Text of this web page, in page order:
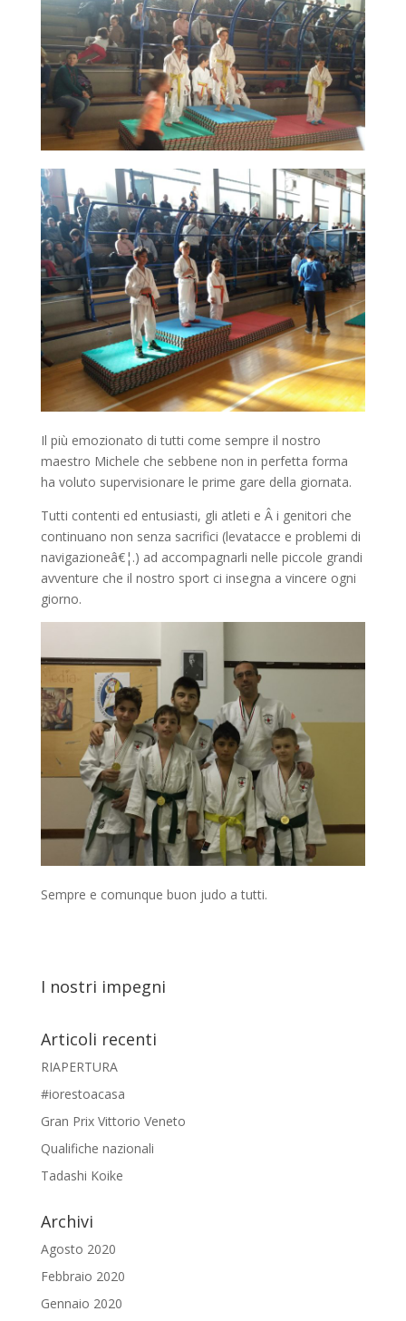
Il più emozionato di tutti come sempre il nostro
maestro Michele che sebbene non in perfetta forma
ha voluto supervisionare le prime gare della giornata.
Tutti contenti ed entusiasti, gli atleti e Â i genitori che
continuano non senza sacrifici (levatacce e problemi di
navigazioneâ€¦.) ad accompagnarli nelle piccole grandi
avventure che il nostro sport ci insegna a vincere ogni
giorno.
Sempre e comunque buon judo a tutti.
I nostri impegni
Articoli recenti
RIAPERTURA
#iorestoacasa
Gran Prix Vittorio Veneto
Qualifiche nazionali
Tadashi Koike
Archivi
Agosto 2020
Febbraio 2020
Gennaio 2020